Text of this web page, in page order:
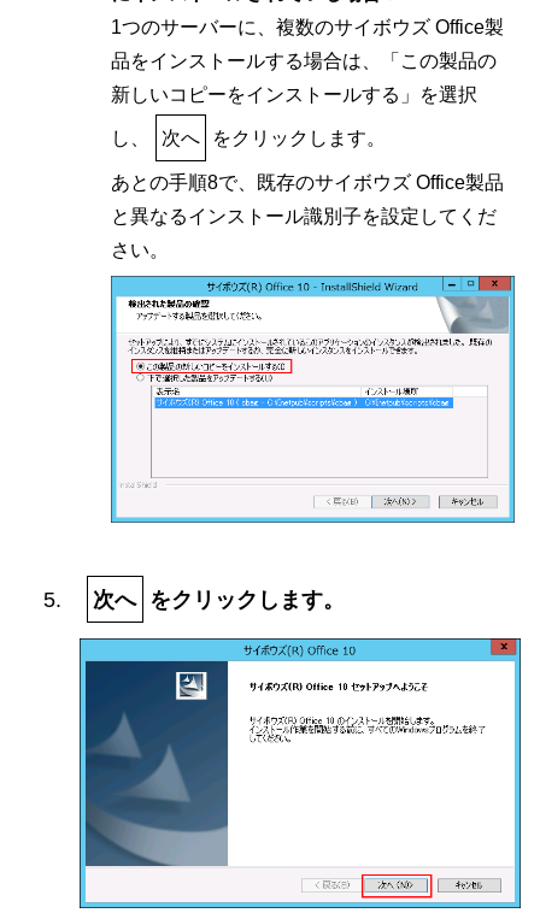
1つのサーバーに、複数のサイボウズ Office製
品をインストールする場合は、「この製品の
新しいコピーをインストールする」を選択
し、 次へ をクリックします。
あとの手順8で、既存のサイボウズ Office製品
と異なるインストール識別子を設定してくだ
さい。
次へ をクリックします。